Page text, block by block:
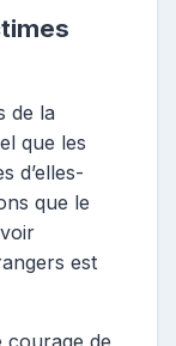
de la
que les
d’elles-
que le
est
courage de